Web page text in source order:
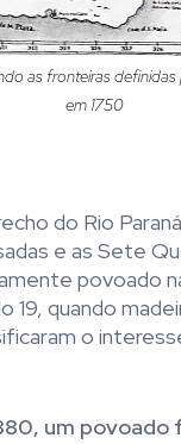
as fronteiras
em 1750
do Rio
e as Sete
povoado
19, quando
o
um